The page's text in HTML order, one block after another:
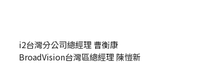
分公司總經理 曹衡康
區總經理 陳愷新